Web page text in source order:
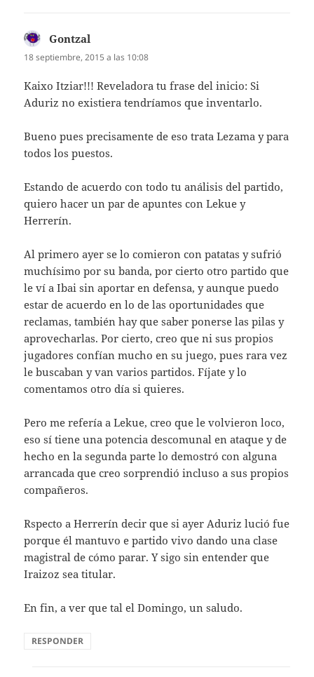
Gontzal
18 septiembre, 2015 a las 10:08
Kaixo Itziar!!! Reveladora tu frase del inicio: Si
Aduriz no existiera tendríamos que inventarlo.
Bueno pues precisamente de eso trata Lezama y para
todos los puestos.
Estando de acuerdo con todo tu análisis del partido,
quiero hacer un par de apuntes con Lekue y
Herrerín.
Al primero ayer se lo comieron con patatas y sufrió
muchísimo por su banda, por cierto otro partido que
le ví a Ibai sin aportar en defensa, y aunque puedo
estar de acuerdo en lo de las oportunidades que
reclamas, también hay que saber ponerse las pilas y
aprovecharlas. Por cierto, creo que ni sus propios
jugadores confían mucho en su juego, pues rara vez
le buscaban y van varios partidos. Fíjate y lo
comentamos otro día si quieres.
Pero me refería a Lekue, creo que le volvieron loco,
eso sí tiene una potencia descomunal en ataque y de
hecho en la segunda parte lo demostró con alguna
arrancada que creo sorprendió incluso a sus propios
compañeros.
Rspecto a Herrerín decir que si ayer Aduriz lució fue
porque él mantuvo e partido vivo dando una clase
magistral de cómo parar. Y sigo sin entender que
Iraizoz sea titular.
En fin, a ver que tal el Domingo, un saludo.
RESPONDER